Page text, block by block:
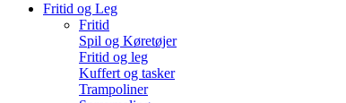
Fritid og Leg
Fritid
Spil og Køretøjer
Fritid og leg
Kuffert og tasker
Trampoliner